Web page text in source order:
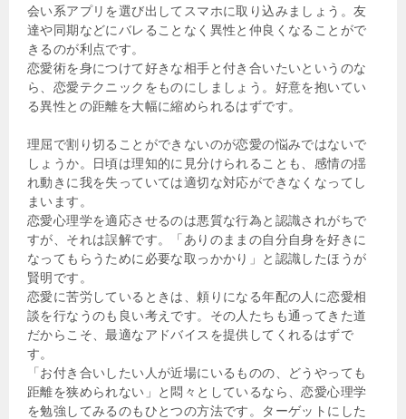
会い系アプリを選び出してスマホに取り込みましょう。友
達や同期などにバレることなく異性と仲良くなることがで
きるのが利点です。
恋愛術を身につけて好きな相手と付き合いたいというのな
ら、恋愛テクニックをものにしましょう。好意を抱いてい
る異性との距離を大幅に縮められるはずです。
理屈で割り切ることができないのが恋愛の悩みではないで
しょうか。日頃は理知的に見分けられることも、感情の揺
れ動きに我を失っていては適切な対応ができなくなってし
まいます。
恋愛心理学を適応させるのは悪質な行為と認識されがちで
すが、それは誤解です。「ありのままの自分自身を好きに
なってもらうために必要な取っかかり」と認識したほうが
賢明です。
恋愛に苦労しているときは、頼りになる年配の人に恋愛相
談を行なうのも良い考えです。その人たちも通ってきた道
だからこそ、最適なアドバイスを提供してくれるはずで
す。
「お付き合いしたい人が近場にいるものの、どうやっても
距離を狭められない」と悶々としているなら、恋愛心理学
を勉強してみるのもひとつの方法です。ターゲットにした